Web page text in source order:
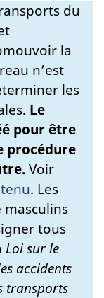
du
la
n’est
les
Le
pour être
procédure
Voir
. Les
tous
Loi sur le
accidents
transports